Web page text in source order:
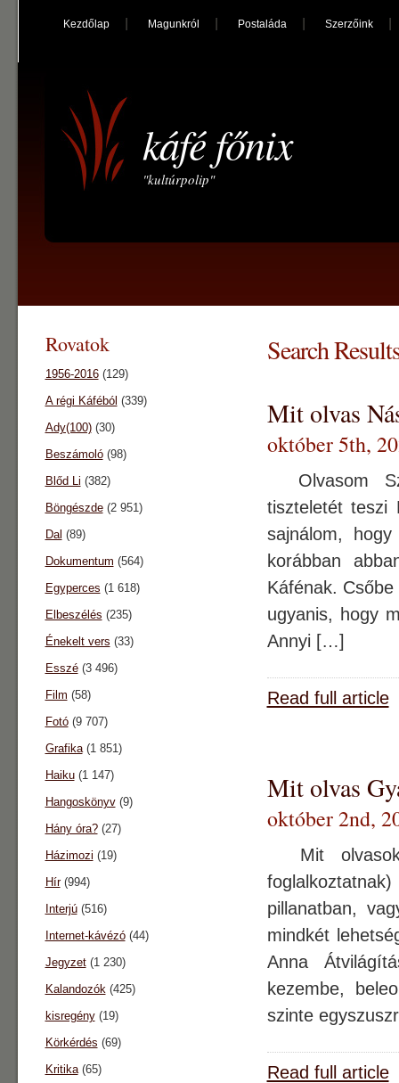
Kezdőlap Magunkról Postaláda Szerzőink
káfé főnix
"kultúrpolip"
Search
Mit olvas
október 5th,
Olvasom
tiszteletét teszi
sajnálom,
korábban
Káfénak.
ugyanis, hogy
Annyi […]
Read full article
Mit olvas
október 2nd,
Mit
pillanatban,
mindkét
Anna
kezembe,
szinte
Read full article
Rovatok
1956-2016(129)
A régi Káféból (339)
Ady(100)(30)
Beszámoló(98)
Blőd Li (382)
Böngészde(2 951)
Dal (89)
Dokumentum (564)
Egyperces (1 618)
Elbeszélés (235)
Énekelt vers (33)
Esszé(3 496)
Film (58)
Fotó(9 707)
Grafika(1 851)
Haiku(1 147)
Hangoskönyv(9)
Hány óra?(27)
Házimozi (19)
Hír(994)
Interjú(516)
Internet-kávézó(44)
Jegyzet(1 230)
Kalandozók(425)
kisregény(19)
Körkérdés (69)
Kritika(65)